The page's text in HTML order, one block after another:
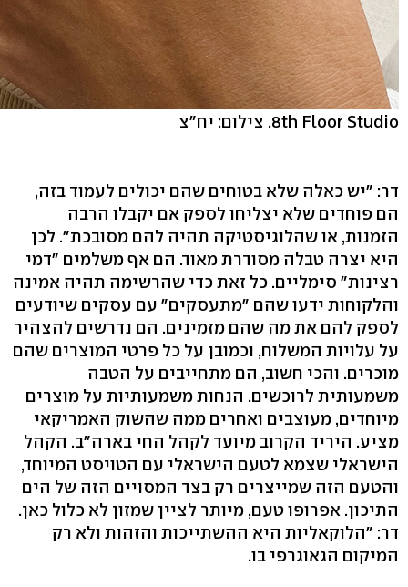
8th Floor Studio. צילום: יח"צ
דר: "יש כאלה שלא בטוחים שהם יכולים לעמוד בזה,
הם פוחדים שלא יצליחו לספק אם יקבלו הרבה
הזמנות, או שהלוגיסטיקה תהיה להם מסובכת". לכן
היא יצרה טבלה מסודרת מאוד. הם אף משלמים "דמי
רצינות" סימליים. כל זאת כדי שהרשימה תהיה אמינה
והלקוחות ידעו שהם "מתעסקים" עם עסקים שיודעים
לספק להם את מה שהם מזמינים. הם נדרשים להצהיר
על עלויות המשלוח, וכמובן על כל פרטי המוצרים שהם
מוכרים. והכי חשוב, הם מתחייבים על הטבה
משמעותית לרוכשים. הנחות משמעותיות על מוצרים
מיוחדים, מעוצבים ואחרים ממה שהשוק האמריקאי
מציע. היריד הקרוב מיועד לקהל החי בארה"ב. הקהל
הישראלי שצמא לטעם הישראלי עם הטויסט המיוחד,
והטעם הזה שמייצרים רק בצד המסויים הזה של הים
התיכון. אפרופו טעם, מיותר לציין שמזון לא כלול כאן.
דר: "הלוקאליות היא ההשתייכות והזהות ולא רק
המיקום הגאוגרפי בו.